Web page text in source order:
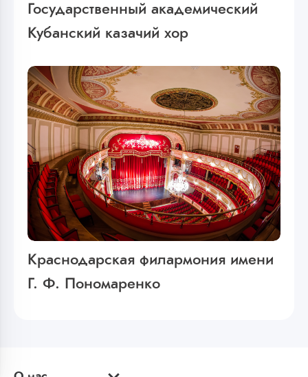
Государственный академический
Кубанский казачий хор
Краснодарская филармония имени
Г. Ф. Пономаренко